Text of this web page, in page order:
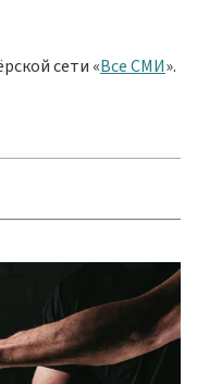
сети «Все СМИ».